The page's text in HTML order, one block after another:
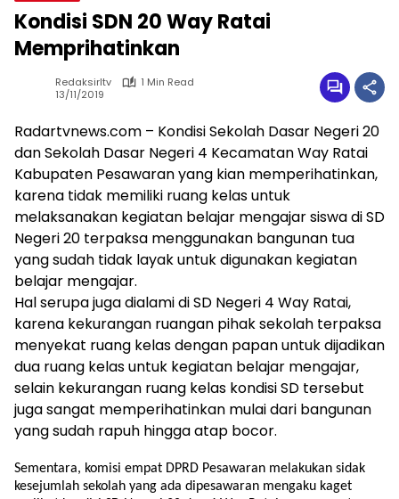
Kondisi SDN 20 Way Ratai
Memprihatinkan
Redaksirltv
1 Min Read
13/11/2019
Radartvnews.com – Kondisi Sekolah Dasar Negeri 20
dan Sekolah Dasar Negeri 4 Kecamatan Way Ratai
Kabupaten Pesawaran yang kian memperihatinkan,
karena tidak memiliki ruang kelas untuk
melaksanakan kegiatan belajar mengajar siswa di SD
Negeri 20 terpaksa menggunakan bangunan tua
yang sudah tidak layak untuk digunakan kegiatan
belajar mengajar.
Hal serupa juga dialami di SD Negeri 4 Way Ratai,
karena kekurangan ruangan pihak sekolah terpaksa
menyekat ruang kelas dengan papan untuk dijadikan
dua ruang kelas untuk kegiatan belajar mengajar,
selain kekurangan ruang kelas kondisi SD tersebut
juga sangat memperihatinkan mulai dari bangunan
yang sudah rapuh hingga atap bocor.
Sementara, komisi empat DPRD Pesawaran melakukan sidak
kesejumlah sekolah yang ada dipesawaran mengaku kaget